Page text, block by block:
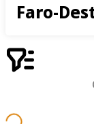
Faro-